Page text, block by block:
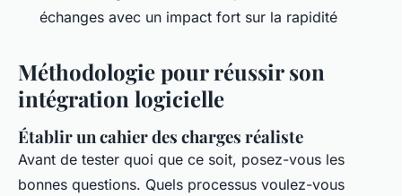
échanges avec un impact fort sur la rapidité
Méthodologie pour réussir son
intégration logicielle
Établir un cahier des charges réaliste
Avant de tester quoi que ce soit, posez-vous les
bonnes questions. Quels processus voulez-vous